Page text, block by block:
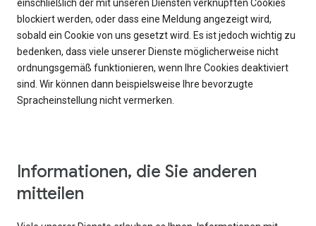
einschließlich der mit unseren Diensten verknüpften Cookies
blockiert werden, oder dass eine Meldung angezeigt wird,
sobald ein Cookie von uns gesetzt wird. Es ist jedoch wichtig zu
bedenken, dass viele unserer Dienste möglicherweise nicht
ordnungsgemäß funktionieren, wenn Ihre Cookies deaktiviert
sind. Wir können dann beispielsweise Ihre bevorzugte
Spracheinstellung nicht vermerken.
Informationen, die Sie anderen
mitteilen